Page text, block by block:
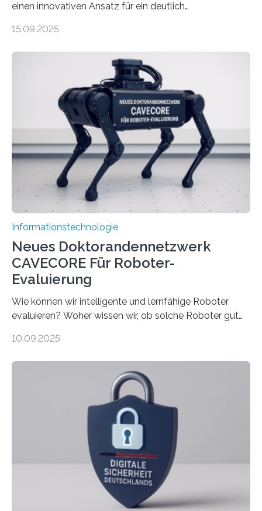
einen innovativen Ansatz für ein deutlich
Lösungsweg ist inspiriert vom menschlichen Gehirn. Die
stellt die heutige Computertechnik vor
Herausforderungen. Herkömmliche Silizium-
Prozessoren stoßen an ihre Grenzen: Sie verbrauchen
viel Energie, die Speicher- und Verarbeitungseinheiten
sind voneinander getrennt und die Datenübertragung
bremst komplexe Anwendungen aus. Da KI-Modelle
immer größer werden und riesige Datenmengen
verarbeiten müssen, steigt der Bedarf an neuen
Rechenarchitekturen. Neben Quantencomputern
rücken dabei insbesondere…
15.09.2025
Informationstechnologie
Neues Doktorandennetzwerk
CAVECORE Für Roboter-
Evaluierung
Wie können wir intelligente und lernfähige Roboter
evaluieren? Woher wissen wir, ob solche Roboter gut
sich CAVECORE – ein neues Marie Skłodowska-Curie
koordiniert wird. Ab dem 1. September werden sich
über einen Zeitraum von vier Jahren insgesamt 15
Promovierende im Rahmen von CAVECORE mit
kognitiven Robotern beschäftigen – also mit Robotern,
die mittels Sensoren ihre Umgebung erfassen,
Informationen verarbeiten und häufig auch mit…
10.09.2025